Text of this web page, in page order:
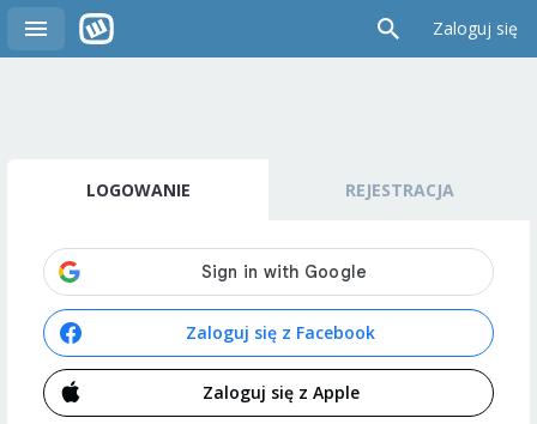
Zaloguj się
LOGOWANIE REJESTRACJA
Zaloguj się z Facebook
Zaloguj się z Apple